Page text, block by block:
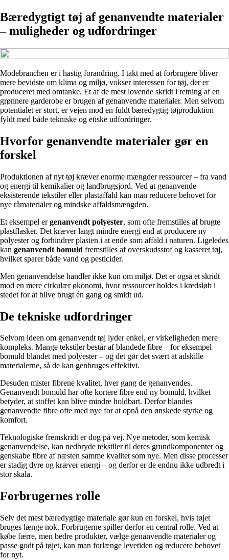
Bæredygtigt tøj af genanvendte materialer
– muligheder og udfordringer
Modebranchen er i hastig forandring. I takt med at forbrugere bliver
mere bevidste om klima og miljø, vokser interessen for tøj, der er
produceret med omtanke. Et af de mest lovende skridt i retning af en
grønnere garderobe er brugen af genanvendte materialer. Men selvom
potentialet er stort, er vejen mod en fuldt bæredygtig tøjproduktion
fyldt med både tekniske og etiske udfordringer.
Hvorfor genanvendte materialer gør en
forskel
Produktionen af nyt tøj kræver enorme mængder ressourcer – fra vand
og energi til kemikalier og landbrugsjord. Ved at genanvende
eksisterende tekstiler eller plastaffald kan man reducere behovet for
nye råmaterialer og mindske affaldsmængden.
Et eksempel ergenanvendt polyester, som ofte fremstilles af brugte
plastflasker. Det kræver langt mindre energi end at producere ny
polyester og forhindrer plasten i at ende som affald i naturen. Ligeledes
kan genanvendt bomuld fremstilles af overskudsstof og kasseret tøj,
hvilket sparer både vand og pesticider.
Men genanvendelse handler ikke kun om miljø. Det er også et skridt
mod en mere cirkulær økonomi, hvor ressourcer holdes i kredsløb i
stedet for at blive brugt én gang og smidt ud.
De tekniske udfordringer
Selvom ideen om genanvendt tøj lyder enkel, er virkeligheden mere
kompleks. Mange tekstiler består af blandede fibre – for eksempel
bomuld blandet med polyester – og det gør det svært at adskille
materialerne, så de kan genbruges effektivt.
Desuden mister fibrene kvalitet, hver gang de genanvendes.
Genanvendt bomuld har ofte kortere fibre end ny bomuld, hvilket
betyder, at stoffet kan blive mindre holdbart. Derfor blandes
genanvendte fibre ofte med nye for at opnå den ønskede styrke og
komfort.
Teknologiske fremskridt er dog på vej. Nye metoder, som kemisk
genanvendelse, kan nedbryde tekstiler til deres grundkomponenter og
genskabe fibre af næsten samme kvalitet som nye. Men disse processer
er stadig dyre og kræver energi – og derfor er de endnu ikke udbredt i
stor skala.
Forbrugernes rolle
Selv det mest bæredygtige materiale gør kun en forskel, hvis tøjet
bruges længe nok. Forbrugerne spiller derfor en central rolle. Ved at
købe færre, men bedre produkter, vælge genanvendte materialer og
passe godt på tøjet, kan man forlænge levetiden og reducere behovet
for nyt.